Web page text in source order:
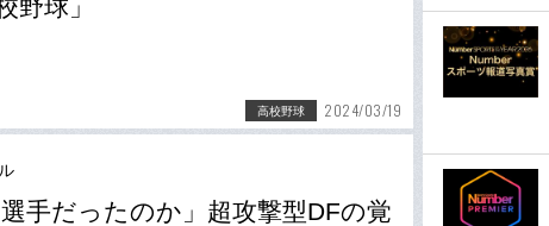
野球」
高校野球 2024/03/19
手だったのか」超攻撃型DFの覚